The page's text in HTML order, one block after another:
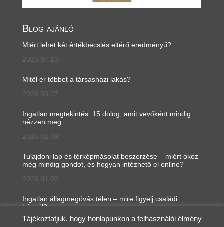
Blog ajánló
Miért lehet két értékbecslés eltérő eredményű?
2026.07.13.
Mitől ér többet a társasházi lakás?
2026.05.27.
Ingatlan megtekintés: 15 dolog, amit vevőként mindig
nézzen meg
2026.01.09.
Tulajdoni lap és térképmásolat beszerzése – miért okoz
még mindig gondot, és hogyan intézhető el online?
2026.01.09.
Ingatlan állagmegóvás télen – mire figyelj családi
háznál?
2026.01.05.
Tájékoztatjuk, hogy honlapunkon a felhasználói élmény